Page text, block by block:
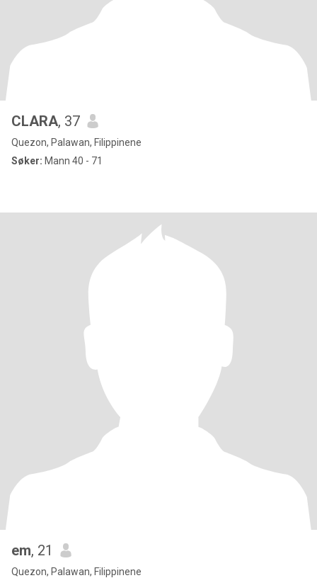
CLARA, 37
Quezon, Palawan, Filippinene
Søker: Mann 40 - 71
em, 21
Quezon, Palawan, Filippinene